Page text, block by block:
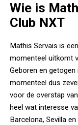
Wie is
Club NXT
Mathis Servais is
momenteel uitkomt
Geboren en
momenteel dus
voor de overstap
heel wat interesse
Barcelona, Sevilla